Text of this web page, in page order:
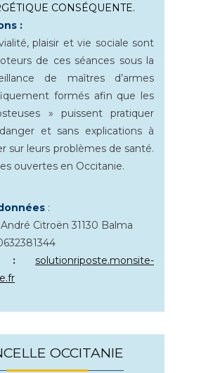
CONSÉQUENTE.
:
plaisir et vie sociale sont
de ces séances sous la
de maîtres d’armes
formés afin que les
» puissent pratiquer
et sans explications à
sur leurs problèmes de santé.
ouvertes en Occitanie.
:
Citroën 31130 Balma
:
solutionriposte.monsite-
OCCITANIE